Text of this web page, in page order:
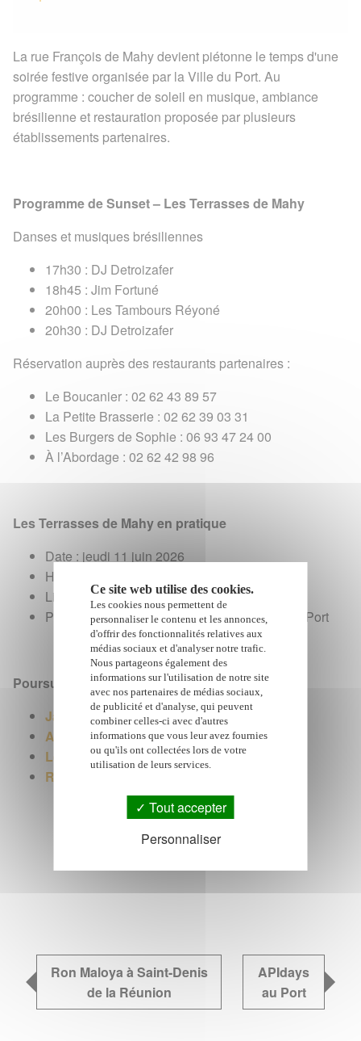
La rue François de Mahy devient piétonne le temps d'une
soirée festive organisée par la Ville du Port. Au
programme : coucher de soleil en musique, ambiance
brésilienne et restauration proposée par plusieurs
établissements partenaires.
Programme de Sunset – Les Terrasses de Mahy
Danses et musiques brésiliennes
17h30 : DJ Detroizafer
18h45 : Jim Fortuné
20h00 : Les Tambours Réyoné
20h30 : DJ Detroizafer
Réservation auprès des restaurants partenaires :
Le Boucanier : 02 62 43 89 57
La Petite Brasserie : 02 62 39 03 31
Les Burgers de Sophie : 06 93 47 24 00
À l’Abordage : 02 62 42 98 96
Les Terrasses de Mahy en pratique
Date : jeudi 11 juin 2026
Horaires : de 17h30 à 22h
Lieu : rue François de Mahy, Le Port
Plus d’infos / sources : voir l’affiche – Ville du Port
Poursuivre avec ...
Jazz dann Port
Agenda des idées de sorties
Le Port
Restaurants à La Réunion
Google Adsense est désactivé.
Ron Maloya à Saint-Denis
de la Réunion
APIdays
au Port
Ce site web utilise des cookies.
Les cookies nous permettent de
personnaliser le contenu et les annonces,
d'offrir des fonctionnalités relatives aux
médias sociaux et d'analyser notre trafic.
Nous partageons également des
informations sur l'utilisation de notre site
avec nos partenaires de médias sociaux,
de publicité et d'analyse, qui peuvent
combiner celles-ci avec d'autres
informations que vous leur avez fournies
ou qu'ils ont collectées lors de votre
utilisation de leurs services.
Tout accepter
Personnaliser